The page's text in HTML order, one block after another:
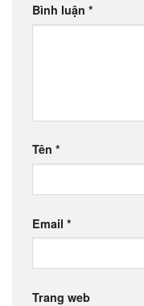
Bình luận *
Tên *
Email *
Trang web